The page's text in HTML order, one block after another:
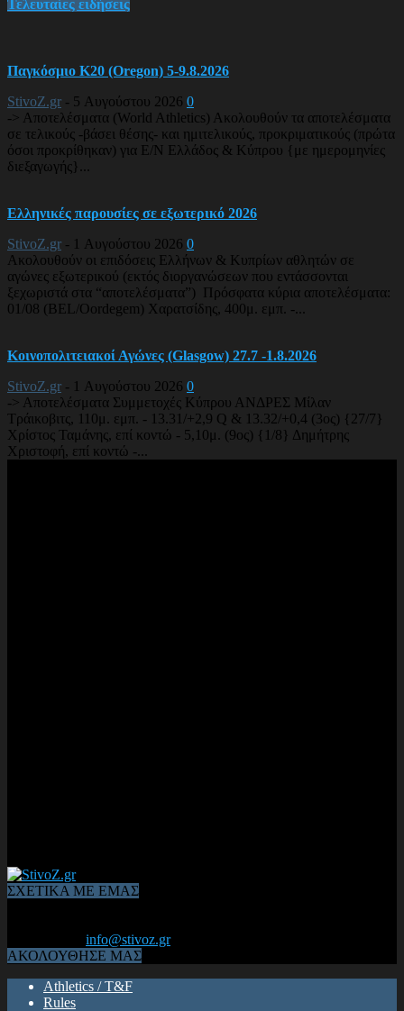
Τελευταίες ειδήσεις
Παγκόσμιο Κ20 (Oregon) 5-9.8.2026
StivoZ.gr - 5 Αυγούστου 2026 0
-> Αποτελέσματα (World Athletics) Ακολουθούν τα αποτελέσματα
σε τελικούς -βάσει θέσης- και ημιτελικούς, προκριματικούς (πρώτα
όσοι προκρίθηκαν) για Ε/Ν Ελλάδος & Κύπρου {με ημερομηνίες
διεξαγωγής}...
Ελληνικές παρουσίες σε εξωτερικό 2026
StivoZ.gr - 1 Αυγούστου 2026 0
Ακολουθούν οι επιδόσεις Ελλήνων & Κυπρίων αθλητών σε
αγώνες εξωτερικού (εκτός διοργανώσεων που εντάσσονται
ξεχωριστά στα “αποτελέσματα”) Πρόσφατα κύρια αποτελέσματα:
01/08 (BEL/Oordegem) Χαρατσίδης, 400μ. εμπ. -...
Κοινοπολιτειακοί Αγώνες (Glasgow) 27.7 -1.8.2026
StivoZ.gr - 1 Αυγούστου 2026 0
-> Αποτελέσματα Συμμετοχές Κύπρου ΑΝΔΡΕΣ Μίλαν
Τράικοβιτς, 110μ. εμπ. - 13.31/+2,9 Q & 13.32/+0,4 (3ος) {27/7}
Χρίστος Ταμάνης, επί κοντώ - 5,10μ. (9ος) {1/8} Δημήτρης
Χριστοφή, επί κοντώ -...
ΣΧΕΤΙΚΑ ΜΕ ΕΜΑΣ
info@stivoz.gr
ΑΚΟΛΟΥΘΗΣΕ ΜΑΣ
Athletics / T&F
Rules